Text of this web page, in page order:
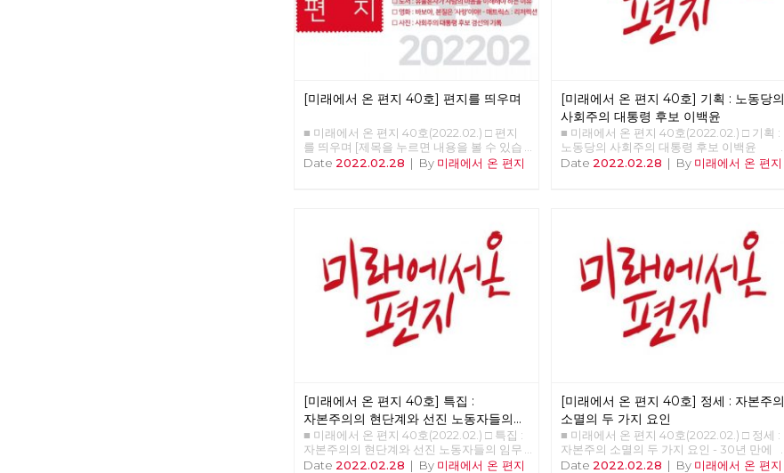
[미래에서 온 편지 40호] 편지를 띄우며
■ 미래에서 온 편지 40호(2022.02.) □ 편지
를 띄우며 [제목을 누르면 내용을 볼 수 있습
니다.] □ 편지를 띄우며 □ 기획 : 노동당의 사
를 배우고 키우는 해고노동자, 방영환 □ 도서
: 유물론자가 사람의 마음을 이해해야 하는
이유 □ 영화 : 바보야, 본질은 ‘사랑’이야! - 매
트릭스 : 리저렉션 □ 사진 : 사회주의 대통령
후보 경선의 기록
Date 2022.02.28 | By 미래에서 온 편지
[미래에서 온 편지 40호] 기획 : 노동당의
사회주의 대통령 후보 이백윤
■ 미래에서 온 편지 40호(2022.02.) □ 기획 :
노동당의 사회주의 대통령 후보 이백윤
>>>>>> 업로드 준비중 <<<<<<
Date 2022.02.28 | By 미래에서 온 편지
[미래에서 온 편지 40호] 특집 :
자본주의의 현단계와 선진 노동자들의
임무
■ 미래에서 온 편지 40호(2022.02.) □ 특집 :
자본주의의 현단계와 선진 노동자들의 임무
>>>>>> 업로드 준비중 <<<<<<
Date 2022.02.28 | By 미래에서 온 편지
[미래에서 온 편지 40호] 정세 : 자본주의
소멸의 두 가지 요인
■ 미래에서 온 편지 40호(2022.02.) □ 정세 :
자본주의 소멸의 두 가지 요인 - 30년 만에
다시 읽는 미래에서 온 편지 >>>>>> 업로드
Date 2022.02.28 | By 미래에서 온 편지